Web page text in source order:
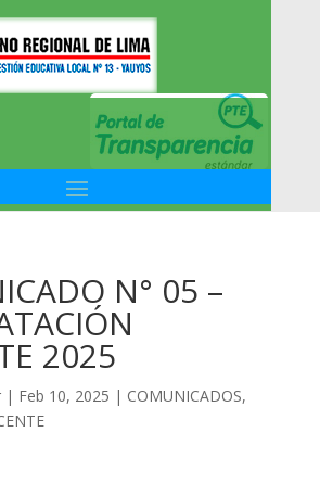
N° 05 –
2025
| Feb 10, 2025 | COMUNICADOS,